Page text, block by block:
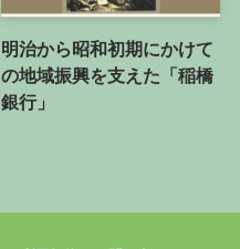
明治から昭和初期にかけて
の地域振興を支えた「稲橋
銀行」